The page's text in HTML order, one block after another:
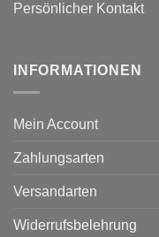
Persönlicher Kontakt
INFORMATIONEN
Mein Account
Zahlungsarten
Versandarten
Widerrufsbelehrung